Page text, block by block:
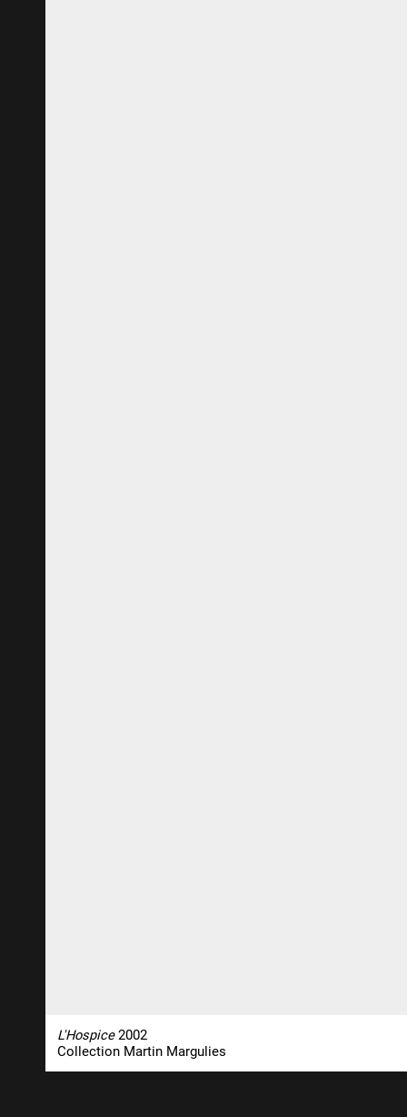
L'Hospice2002
Collection Martin Margulies